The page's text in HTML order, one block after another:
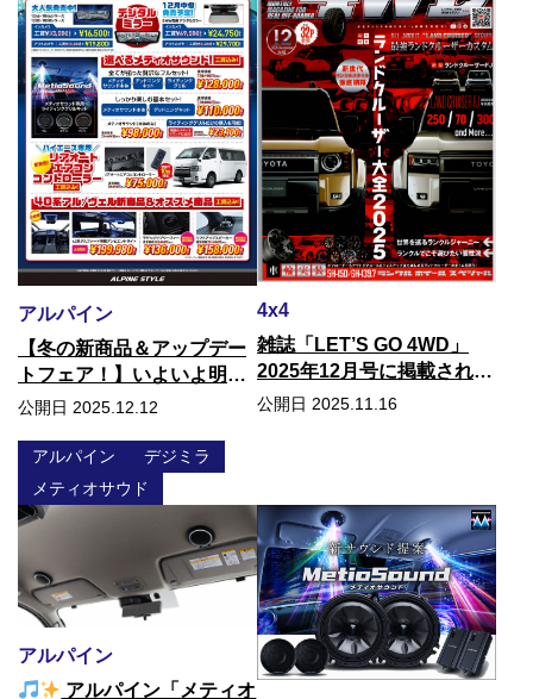
アルパイン
【冬の新商品＆アップデー
トフェア！】いよいよ明日
から♪
公開日 2025.12.12
アルパイン
デジミラ
メティオサウド
4x4
雑誌「LET’S GO 4WD」
2025年12月号に掲載されま
した！
公開日 2025.11.16
アルパイン
アルパイン「メティオ